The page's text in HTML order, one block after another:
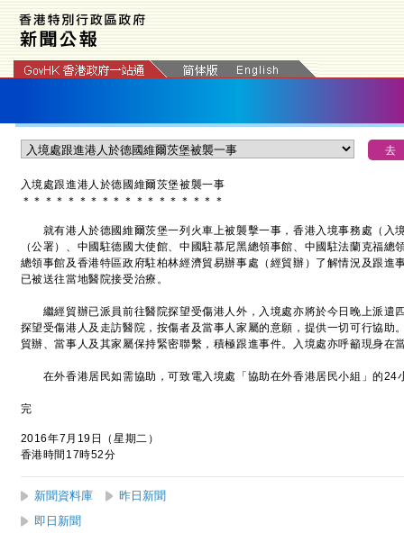
入境處跟進港人於德國維爾茨堡被襲一事
＊ ＊ ＊ ＊ ＊ ＊ ＊ ＊ ＊ ＊ ＊ ＊ ＊ ＊ ＊ ＊ ＊ ＊
就有港人於德國維爾茨堡一列火車上被襲擊一事，香港入境事務處（入
（公署）、中國駐德國大使館、中國駐慕尼黑總領事館、中國駐法蘭克福
總領事館及香港特區政府駐柏林經濟貿易辦事處（經貿辦）了解情況及跟進
已被送往當地醫院接受治療。
繼經貿辦已派員前往醫院探望受傷港人外，入境處亦將於今日晚上派遣
探望受傷港人及走訪醫院，按傷者及當事人家屬的意願，提供一切可行協助
貿辦、當事人及其家屬保持緊密聯繫，積極跟進事件。入境處亦呼籲現身在
在外香港居民如需協助，可致電入境處「協助在外香港居民小組」的24
完
2016年7月19日（星期二）
香港時間17時52分
新聞資料庫
昨日新聞
即日新聞